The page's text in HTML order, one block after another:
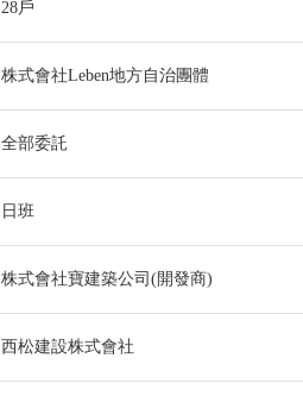
28戶
株式會社Leben地方自治團體
全部委託
日班
株式會社寶建築公司(開發商)
西松建設株式會社